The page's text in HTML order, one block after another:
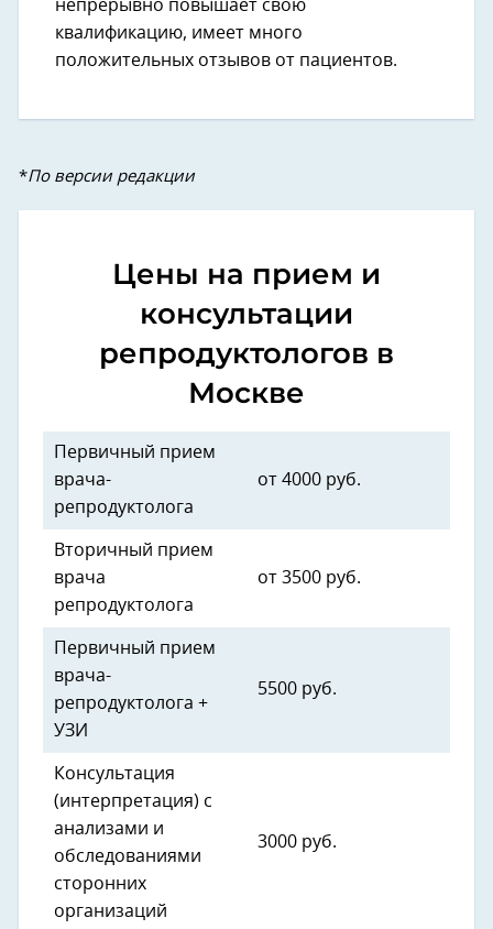
непрерывно повышает свою
квалификацию, имеет много
положительных отзывов от пациентов.
*По версии редакции
Цены на прием и
консультации
репродуктологов в
Москве
Первичный прием
врача-
репродуктолога
от 4000 руб.
Вторичный прием
врача
репродуктолога
от 3500 руб.
Первичный прием
врача-
репродуктолога +
УЗИ
5500 руб.
Консультация
(интерпретация) с
анализами и
обследованиями
сторонних
организаций
3000 руб.